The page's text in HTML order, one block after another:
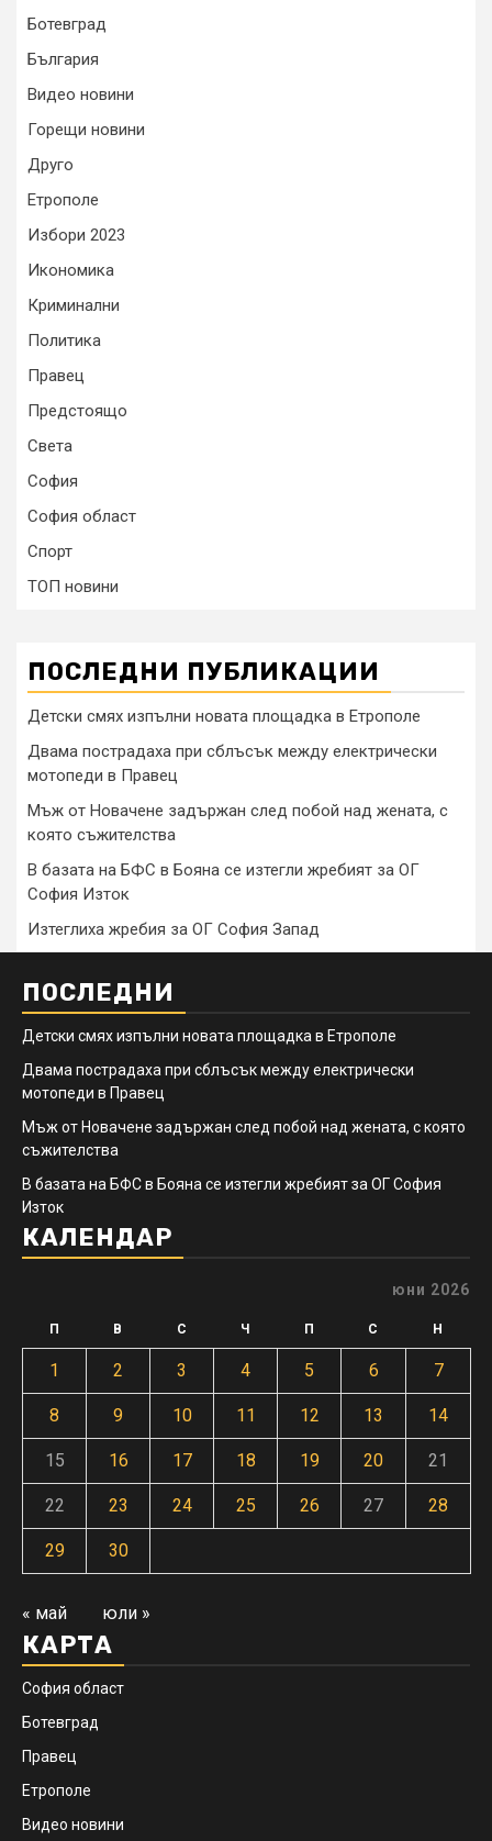
Ботевград
България
Видео новини
Горещи новини
Друго
Етрополе
Избори 2023
Икономика
Криминални
Политика
Правец
Предстоящо
Света
София
София област
Спорт
ТОП новини
ПОСЛЕДНИ ПУБЛИКАЦИИ
Детски смях изпълни новата площадка в Етрополе
Двама пострадаха при сблъсък между електрически
мотопеди в Правец
Мъж от Новачене задържан след побой над жената, с
която съжителства
В базата на БФС в Бояна се изтегли жребият за ОГ
София Изток
Изтеглиха жребия за ОГ София Запад
ПОСЛЕДНИ
Детски смях изпълни новата площадка в Етрополе
Двама пострадаха при сблъсък между електрически
мотопеди в Правец
Мъж от Новачене задържан след побой над жената, с която
съжителства
В базата на БФС в Бояна се изтегли жребият за ОГ София
Изток
КАЛЕНДАР
юни 2026
П В С Ч П С Н
1 2 3 4 5 6 7
8 9 10 11 12 13 14
15 16 17 18 19 20 21
22 23 24 25 26 27 28
29 30
« май юли »
КАРТА
София област
Ботевград
Правец
Етрополе
Видео новини